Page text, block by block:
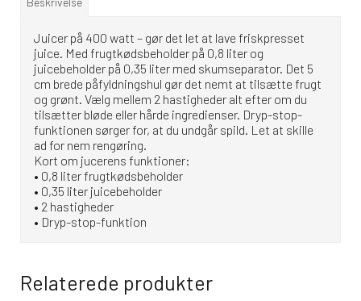
Juicer på 400 watt – gør det let at lave friskpresset
juice. Med frugtkødsbeholder på 0,8 liter og
juicebeholder på 0,35 liter med skumseparator. Det 5
cm brede påfyldningshul gør det nemt at tilsætte frugt
og grønt. Vælg mellem 2 hastigheder alt efter om du
tilsætter bløde eller hårde ingredienser. Dryp-stop-
funktionen sørger for, at du undgår spild. Let at skille
ad for nem rengøring.
Kort om jucerens funktioner:
• 0,8 liter frugtkødsbeholder
• 0,35 liter juicebeholder
• 2 hastigheder
• Dryp-stop-funktion
Relaterede produkter